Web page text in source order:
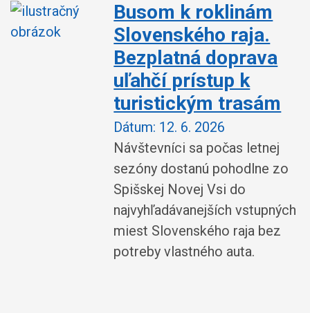
Busom k roklinám
Slovenského raja.
Bezplatná doprava
uľahčí prístup k
turistickým trasám
Dátum: 12. 6. 2026
Návštevníci sa počas letnej
sezóny dostanú pohodlne zo
Spišskej Novej Vsi do
najvyhľadávanejších vstupných
miest Slovenského raja bez
potreby vlastného auta.